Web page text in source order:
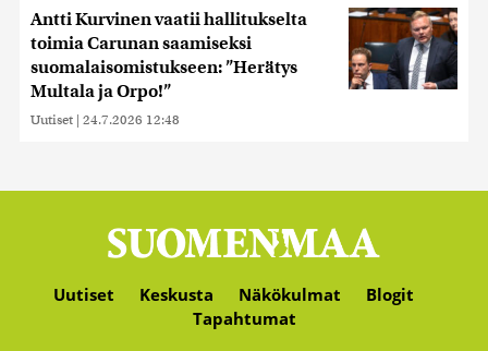
Antti Kurvinen vaatii hallitukselta
toimia Carunan saamiseksi
suomalaisomistukseen: ”Herätys
Multala ja Orpo!”
Uutiset | 24.7.2026 12:48
Uutiset Keskusta Näkökulmat
Blogit
Tapahtumat